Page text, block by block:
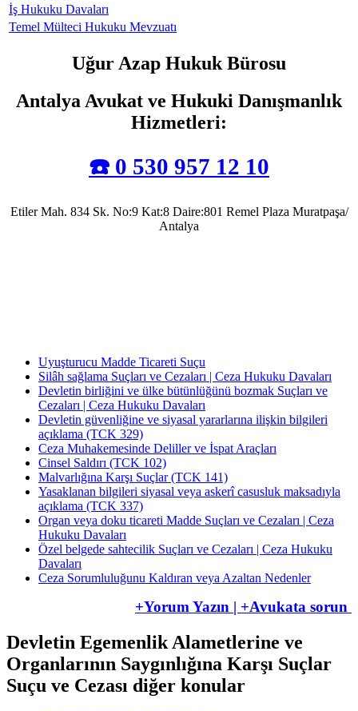
İş Hukuku Davaları
Temel Mülteci Hukuku Mevzuatı
Uğur Azap Hukuk Bürosu
Antalya Avukat ve Hukuki Danışmanlık
Hizmetleri:
☎️ 0 530 957 12 10
Etiler Mah. 834 Sk. No:9 Kat:8 Daire:801 Remel Plaza Muratpaşa/
Antalya
Uyuşturucu Madde Ticareti Suçu
Silâh sağlama Suçları ve Cezaları | Ceza Hukuku Davaları
Devletin birliğini ve ülke bütünlüğünü bozmak Suçları ve
Cezaları | Ceza Hukuku Davaları
Devletin güvenliğine ve siyasal yararlarına ilişkin bilgileri
açıklama (TCK 329)
Ceza Muhakemesinde Deliller ve İspat Araçları
Cinsel Saldırı (TCK 102)
Malvarlığına Karşı Suçlar (TCK 141)
Yasaklanan bilgileri siyasal veya askerî casusluk maksadıyla
açıklama (TCK 337)
Organ veya doku ticareti Madde Suçları ve Cezaları | Ceza
Hukuku Davaları
Özel belgede sahtecilik Suçları ve Cezaları | Ceza Hukuku
Davaları
Ceza Sorumluluğunu Kaldıran veya Azaltan Nedenler
+Yorum Yazın | +Avukata sorun
Devletin Egemenlik Alametlerine ve
Organlarının Saygınlığına Karşı Suçlar
Suçu ve Cezası diğer konular